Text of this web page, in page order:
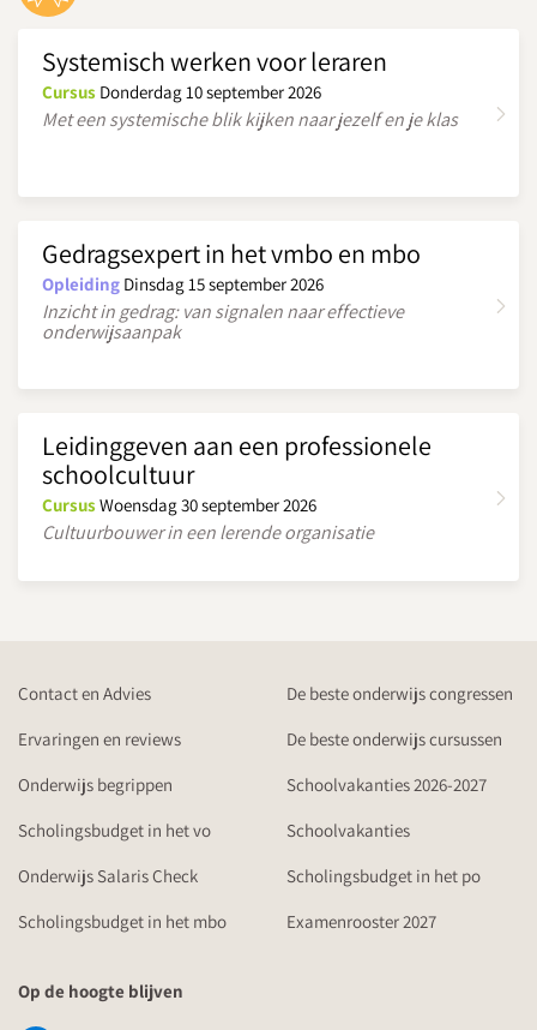
Systemisch werken voor leraren
Cursus Donderdag 10 september 2026
Met een systemische blik kijken naar jezelf en je klas
Gedragsexpert in het vmbo en mbo
Opleiding Dinsdag 15 september 2026
Inzicht in gedrag: van signalen naar effectieve
onderwijsaanpak
Leidinggeven aan een professionele
schoolcultuur
CursusWoensdag 30 september 2026
Cultuurbouwer in een lerende organisatie
Contact en Advies
De beste onderwijs congressen
Ervaringen en reviews
De beste onderwijs cursussen
Onderwijs begrippen
Schoolvakanties 2026-2027
Scholingsbudget in het vo
Schoolvakanties
Onderwijs Salaris Check
Scholingsbudget in het po
Scholingsbudget in het mbo
Examenrooster 2027
Op de hoogte blijven